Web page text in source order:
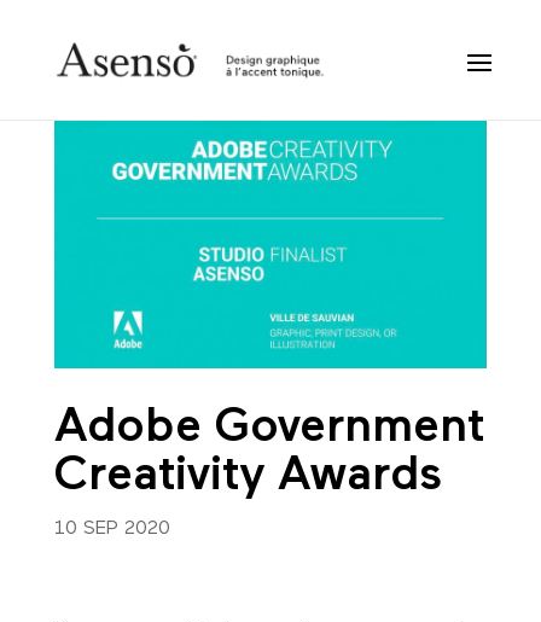
Adobe Government
Creativity Awards
10 SEP 2020